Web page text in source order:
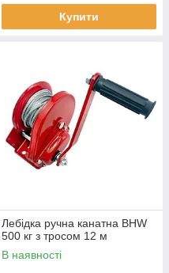
Купити
Лебідка ручна канатна BHW
500 кг з тросом 12 м
В наявності